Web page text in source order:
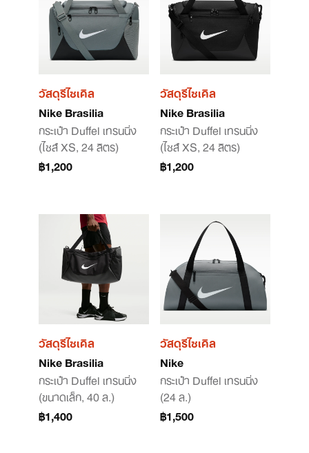
วัสดุรีไซเคิล
Nike Brasilia
กระเป๋า Duffel เทรนนิ่ง
(ไซส์ XS, 24 ลิตร)
฿1,200
วัสดุรีไซเคิล
Nike Brasilia
กระเป๋า Duffel เทรนนิ่ง
(ไซส์ XS, 24 ลิตร)
฿1,200
วัสดุรีไซเคิล
Nike Brasilia
กระเป๋า Duffel เทรนนิ่ง
(ขนาดเล็ก, 40 ล.)
฿1,400
วัสดุรีไซเคิล
Nike
กระเป๋า Duffel เทรนนิ่ง
(24 ล.)
฿1,500